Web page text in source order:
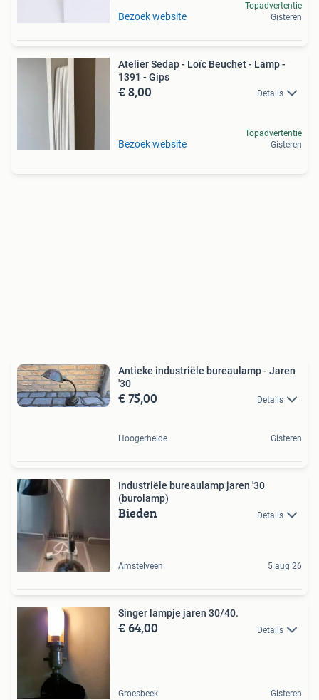
Bezoek website
Topadvertentie
Gisteren
Atelier Sedap - Loïc Beuchet - Lamp -
1391 - Gips
€ 8,00 Details
Bezoek website
Topadvertentie
Gisteren
Antieke industriële bureaulamp - Jaren
'30
€ 75,00 Details
Hoogerheide Gisteren
Industriële bureaulamp jaren '30
(burolamp)
Bieden Details
Amstelveen 5 aug 26
Singer lampje jaren 30/40.
€ 64,00 Details
Groesbeek Gisteren